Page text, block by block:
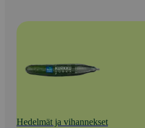
Hedelmät ja vihannekset